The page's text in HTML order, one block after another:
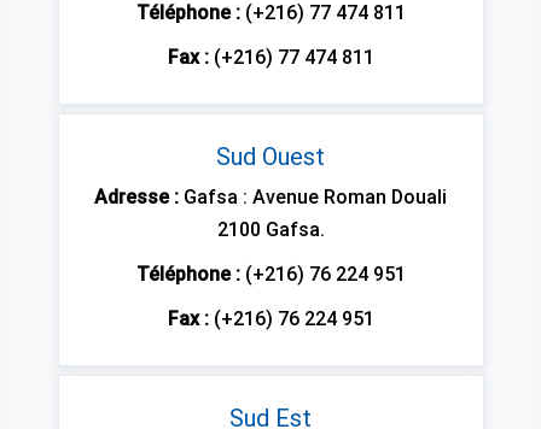
Téléphone :(+216) 77 474 811
Fax : (+216) 77 474 811
Sud Ouest
Adresse : Gafsa : Avenue Roman Douali
2100 Gafsa.
Téléphone :(+216) 76 224 951
Fax :(+216) 76 224 951
Sud Est